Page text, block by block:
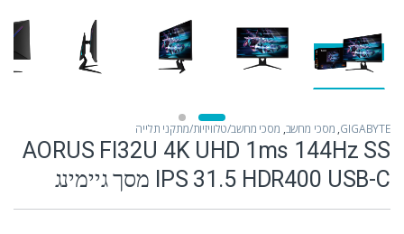
GIGABYTE
, מסכי מחשב, מסכי מחשב/טלוויזיות/מתקני תלייה
AORUS FI32U 4K UHD 1ms 144Hz SS
IPS 31.5 HDR400 USB-C מסך גיימינג